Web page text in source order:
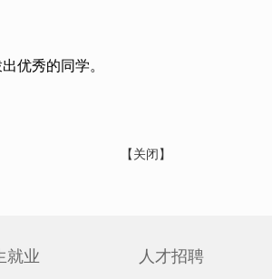
优秀的同学。
【关闭】
就业 人才招聘